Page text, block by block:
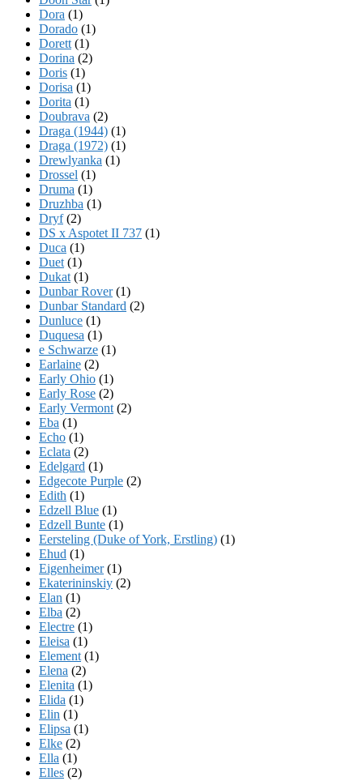
Dora (1)
Dorado (1)
Dorett (1)
Dorina (2)
Doris (1)
Dorisa (1)
Dorita (1)
Doubrava (2)
Draga (1944) (1)
Draga (1972) (1)
Drewlyanka (1)
Drossel (1)
Druma (1)
Druzhba (1)
Dryf(2)
DS x Aspotet II 737 (1)
Duca (1)
Duet (1)
Dukat (1)
Dunbar Rover(1)
Dunbar Standard (2)
Dunluce (1)
Duquesa (1)
e Schwarze (1)
Earlaine (2)
Early Ohio (1)
Early Rose (2)
Early Vermont (2)
Eba (1)
Echo (1)
Eclata (2)
Edelgard (1)
Edgecote Purple (2)
Edith (1)
Edzell Blue (1)
Edzell Bunte (1)
Eersteling (Duke of York, Erstling) (1)
Ehud (1)
Eigenheimer(1)
Ekaterininskiy (2)
Elan (1)
Elba (2)
Electre (1)
Eleisa (1)
Element (1)
Elena (2)
Elenita (1)
Elida (1)
Elin (1)
Elipsa (1)
Elke (2)
Ella (1)
Elles (2)